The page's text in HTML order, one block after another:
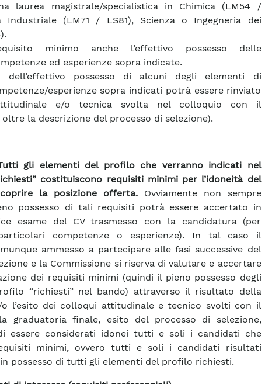
laurea magistrale/specialistica in Chimica (LM54 /
Industriale (LM71 / LS81), Scienza o Ingegneria dei
minimo anche l’effettivo possesso delle
ed esperienze sopra indicate.
dell’effettivo possesso di alcuni degli elementi di
esperienze sopra indicati potrà essere rinviato
e/o tecnica svolta nel colloquio con il
la descrizione del processo di selezione).
Tutti gli elementi del profilo che verranno indicati nel
costituiscono requisiti minimi per l’idoneità del
la posizione offerta.Ovviamente non sempre
possesso di tali requisiti potrà essere accertato in
esame del CV trasmesso con la candidatura (per
competenze o esperienze). In tal caso il
ammesso a partecipare alle fasi successive del
e la Commissione si riserva di valutare e accertare
dei requisiti minimi (quindi il pieno possesso degli
“richiesti” nel bando) attraverso il risultato della
l’esito dei colloqui attitudinale e tecnico svolti con il
graduatoria finale, esito del processo di selezione,
essere considerati idonei tutti e soli i candidati che
minimi, ovvero tutti e soli i candidati risultati
possesso di tutti gli elementi del profilo richiesti.